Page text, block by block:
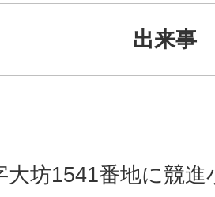
出来事
大坊1541番地に競